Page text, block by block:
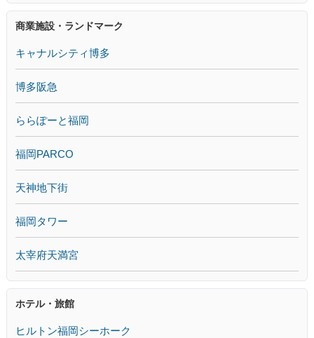
商業施設・ランドマーク
キャナルシティ博多
博多阪急
ららぽーと福岡
福岡PARCO
天神地下街
福岡タワー
太宰府天満宮
ホテル・旅館
ヒルトン福岡シーホーク